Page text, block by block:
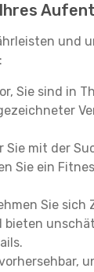
und
Sie sind in
Sie mit der
Sie ein
Sie